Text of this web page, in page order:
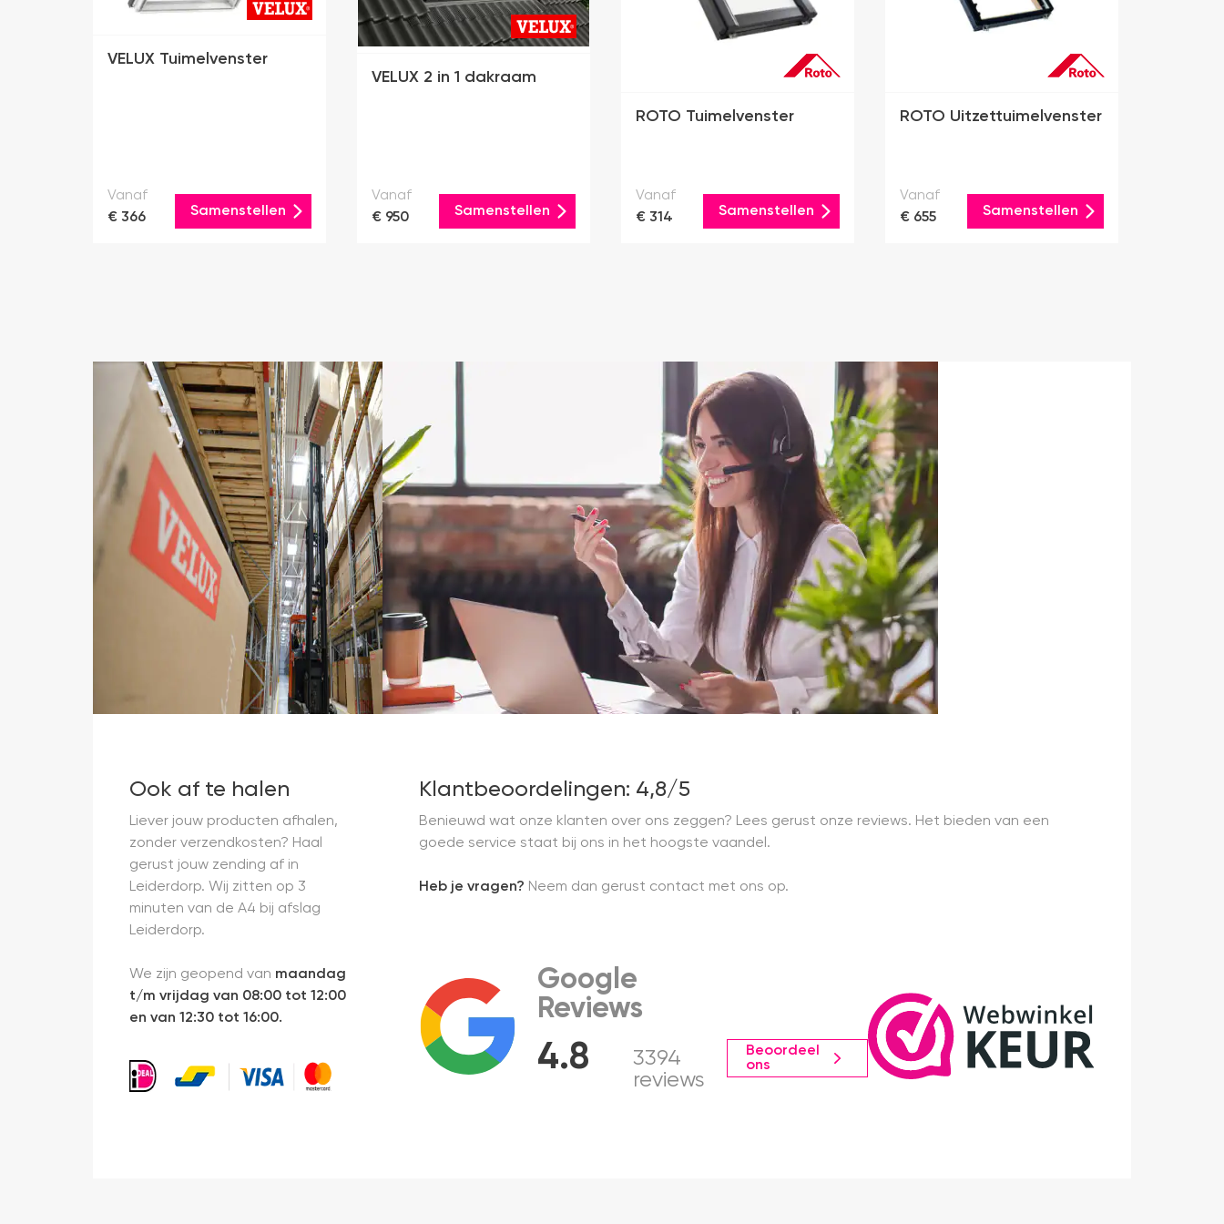
VELUX Tuimelvenster
Vanaf
€ 366
Samenstellen
VELUX 2 in 1 dakraam
Vanaf
€ 950
Samenstellen
ROTO Tuimelvenster
Vanaf
€ 314
Samenstellen
ROTO Uitzettuimelvenster
Vanaf
€ 655
Samenstellen
Ook af te halen
Liever jouw producten afhalen,
zonder verzendkosten? Haal
gerust jouw zending af in
Leiderdorp. Wij zitten op 3
minuten van de A4 bij afslag
Leiderdorp.
We zijn geopend van maandag
t/m vrijdag van 08:00 tot 12:00
en van 12:30 tot 16:00.
Klantbeoordelingen: 4,8/5
Benieuwd wat onze klanten over ons zeggen? Lees gerust onze reviews. Het bieden van een
goede service staat bij ons in het hoogste vaandel.
Heb je vragen? Neem dan gerust contact met ons op.
4.8
Google
Reviews
3394
reviews
Beoordeel
ons